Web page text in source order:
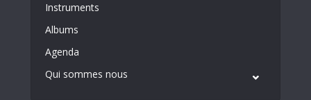
Instruments
Albums
Agenda
Qui sommes nous